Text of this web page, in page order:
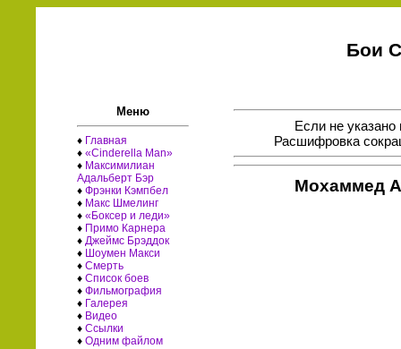
Бои
Меню
♦ Главная
♦«Cinderella Man»
♦ Максимилиан
Адальберт Бэр
♦Фрэнки Кэмпбел
♦ Макс Шмелинг
♦«Боксер и леди»
♦ Примо Карнера
♦ Джеймс Брэддок
♦ Шоумен Макси
♦Смерть
♦Список боев
♦Фильмография
♦ Галерея
♦ Видео
♦Ссылки
♦Одним файлом
Если не указано
Расшифровка
Мохаммед